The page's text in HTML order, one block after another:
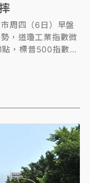
周四（6日）早盤
，道瓊工業指數微
，標普500指數漲
數也漲0.2%。